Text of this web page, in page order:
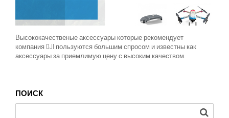
Высококачественые аксессуары которые рекомендует
компания DJI пользуются большим спросом и известны как
аксессуары за приемлимую цену с высоким качеством.
ПОИСК